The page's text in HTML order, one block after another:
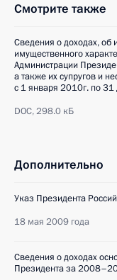
Смотрите также
Сведения о доходах, об
имущественного
Администрации
а также их супругов и
с 1 января 2010г. по
DOC,298.0 кБ
Дополнительно
Указ Президента
18 мая 2009 года
Cведения о доходах
Президента за